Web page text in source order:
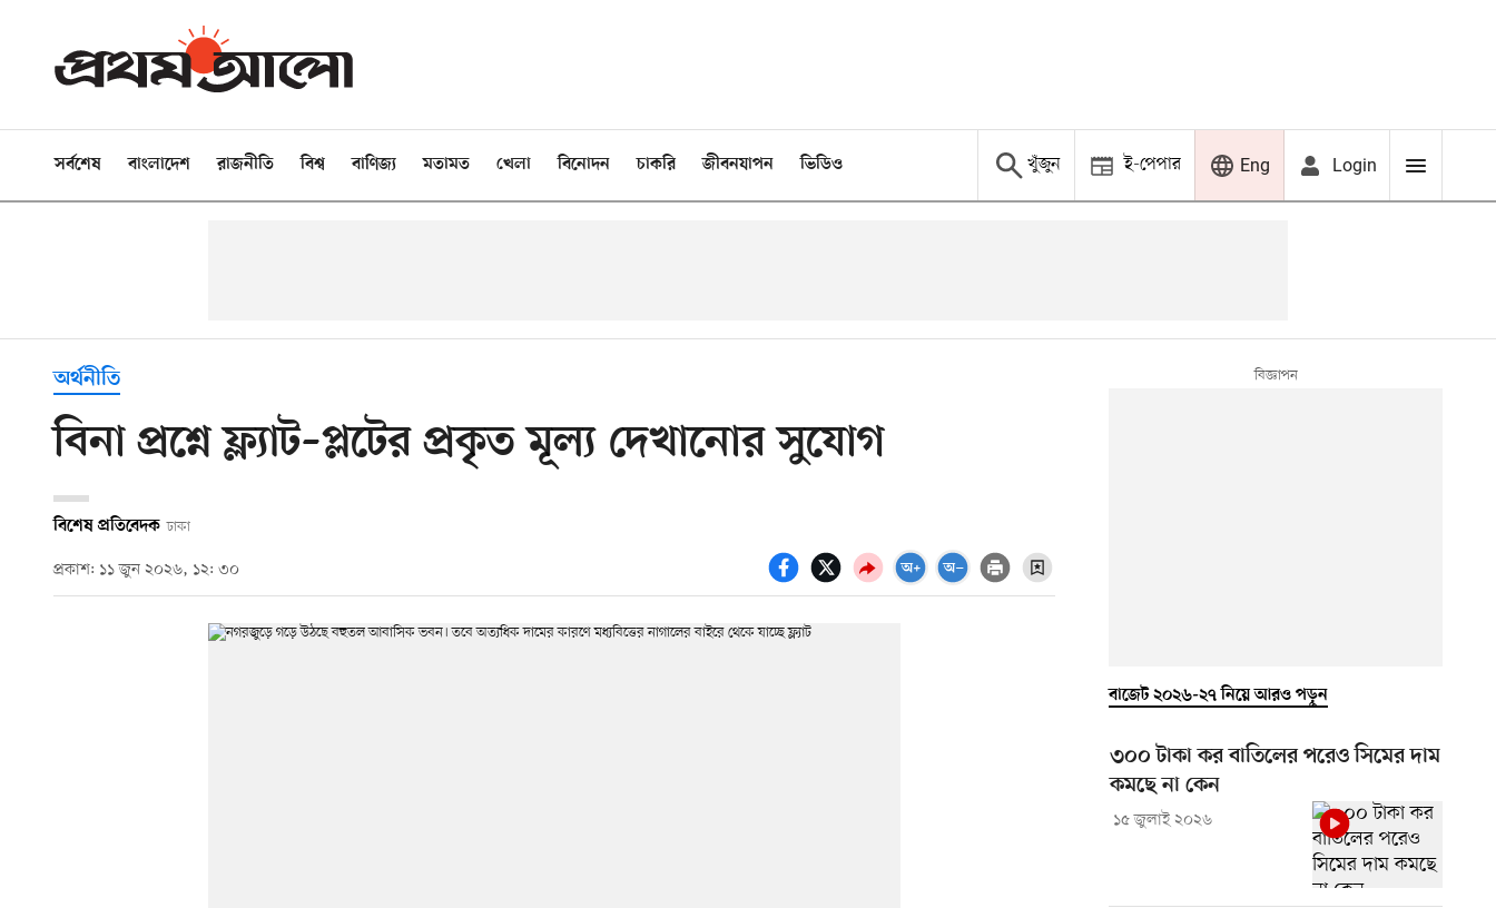
সর্বশেষ বাংলাদেশ রাজনীতি বিশ্ব বাণিজ্য মতামত খেলা বিনোদন চাকরি জীবনযাপন ভিডিও খুঁজুন ই-পেপার Eng Login
অর্থনীতি
বিনা প্রশ্নে ফ্ল্যাট–প্লটের প্রকৃত মূল্য দেখানোর সুযোগ
বিশেষ প্রতিবেদক ঢাকা
প্রকাশ: ১১ জুন ২০২৬, ১২: ৩০
বাজেট ২০২৬-২৭ নিয়ে আরও পড়ুন
৩০০ টাকা কর বাতিলের পরেও সিমের দাম
কমছে না কেন
১৫ জুলাই ২০২৬